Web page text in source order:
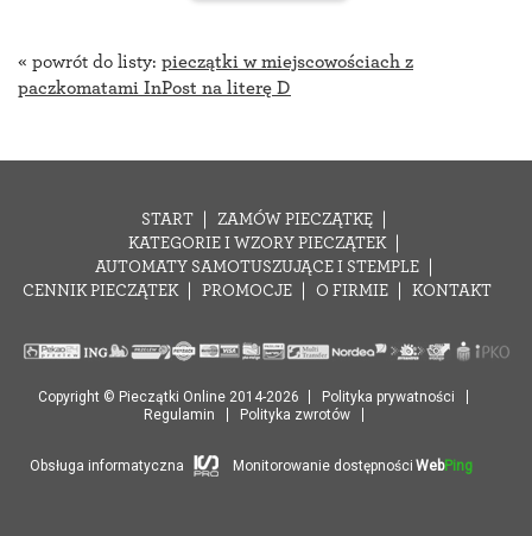
« powrót do listy: pieczątki w miejscowościach z
paczkomatami InPost na literę D
START
ZAMÓW PIECZĄTKĘ
KATEGORIE I WZORY PIECZĄTEK
AUTOMATY SAMOTUSZUJĄCE I STEMPLE
CENNIK PIECZĄTEK
PROMOCJE O FIRMIE KONTAKT
Copyright © Pieczątki Online 2014-2026
Polityka prywatności
Regulamin
Polityka zwrotów
Obsługa informatyczna Monitorowanie dostępności WebPing